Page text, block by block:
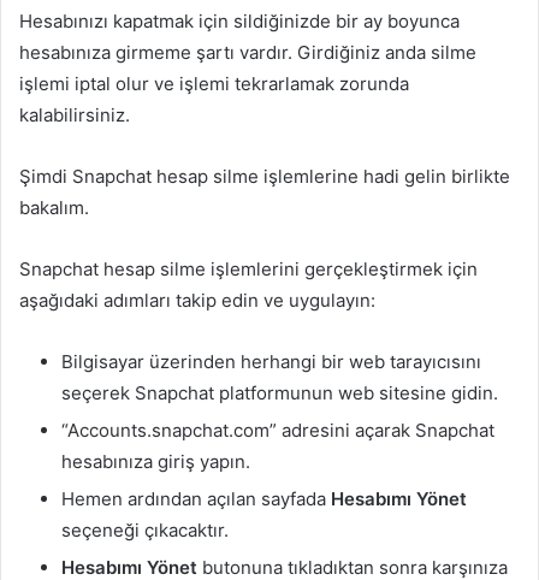
Hesabınızı kapatmak için sildiğinizde bir ay boyunca
hesabınıza girmeme şartı vardır. Girdiğiniz anda silme
işlemi iptal olur ve işlemi tekrarlamak zorunda
kalabilirsiniz.
Şimdi Snapchat hesap silme işlemlerine hadi gelin birlikte
bakalım.
Snapchat hesap silme işlemlerini gerçekleştirmek için
aşağıdaki adımları takip edin ve uygulayın:
Bilgisayar üzerinden herhangi bir web tarayıcısını
seçerek Snapchat platformunun web sitesine gidin.
“Accounts.snapchat.com” adresini açarak Snapchat
hesabınıza giriş yapın.
Hemen ardından açılan sayfada Hesabımı Yönet
seçeneği çıkacaktır.
Hesabımı Yönet butonuna tıkladıktan sonra karşınıza